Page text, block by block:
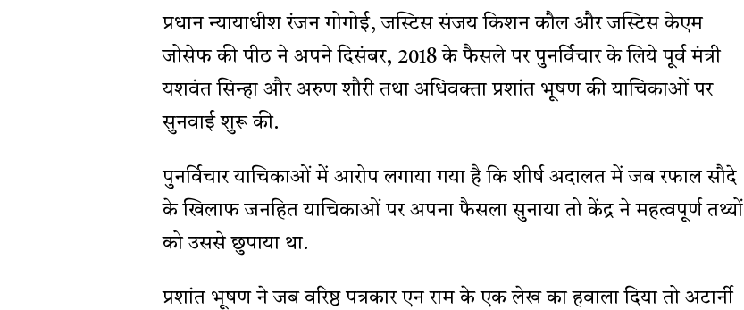
प्रधान न्यायाधीश रंजन गोगोई, जस्टिस संजय किशन कौल और जस्टिस केएम
जोसेफ की पीठ ने अपने दिसंबर, 2018 के फैसले पर पुनर्विचार के लिये पूर्व मंत्री
यशवंत सिन्हा और अरुण शौरी तथा अधिवक्ता प्रशांत भूषण की याचिकाओं पर
सुनवाई शुरू की.
पुनर्विचार याचिकाओं में आरोप लगाया गया है कि शीर्ष अदालत में जब रफाल सौदे
के खिलाफ जनहित याचिकाओं पर अपना फैसला सुनाया तो केंद्र ने महत्वपूर्ण तथ्यों
को उससे छुपाया था.
प्रशांत भूषण ने जब वरिष्ठ पत्रकार एन राम के एक लेख का हवाला दिया तो अटार्नी